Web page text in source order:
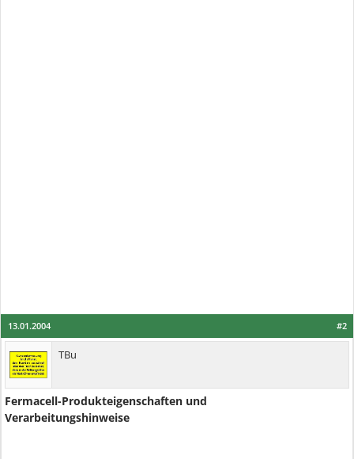
#2
13.01.2004
TBu
Fermacell-Produkteigenschaften und
Verarbeitungshinweise